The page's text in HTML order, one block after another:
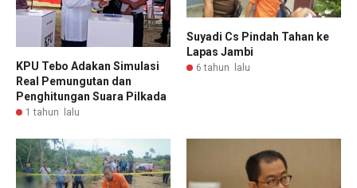
KPU Tebo Adakan Simulasi
Real Pemungutan dan
Penghitungan Suara Pilkada
1 tahun lalu
Suyadi Cs Pindah Tahan ke
Lapas Jambi
6 tahun lalu